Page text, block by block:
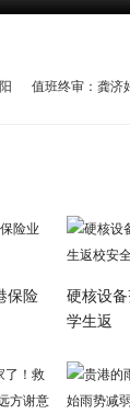
值班终审：龚济
保险
硬核设
学生返